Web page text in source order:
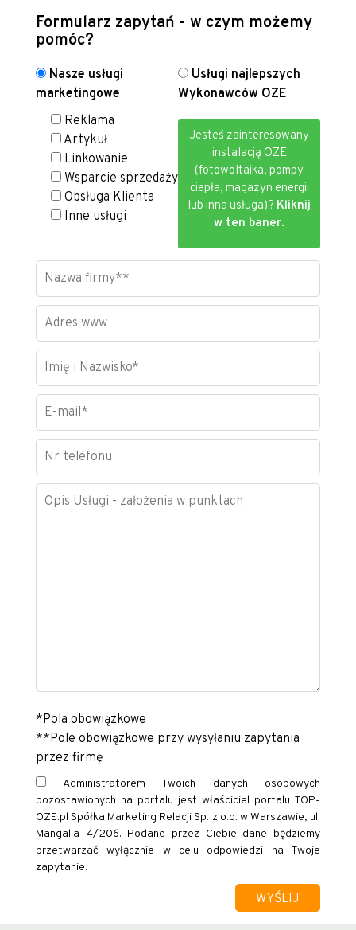
Formularz zapytań - w czym możemy
pomóc?
Nasze usługi
marketingowe
Usługi najlepszych
Wykonawców OZE
Reklama
Artykuł
Linkowanie
Wsparcie sprzedaży
Obsługa Klienta
Inne usługi
Jesteś zainteresowany
instalacją OZE
(fotowoltaika, pompy
ciepła, magazyn energii
lub inna usługa)? Kliknij
w ten baner.
*Pola obowiązkowe
**Pole obowiązkowe przy wysyłaniu zapytania
przez firmę
Administratorem Twoich danych osobowych
pozostawionych na portalu jest właściciel portalu TOP-
OZE.pl Spółka Marketing Relacji Sp. z o.o. w Warszawie, ul.
Mangalia 4/206. Podane przez Ciebie dane będziemy
przetwarzać wyłącznie w celu odpowiedzi na Twoje
zapytanie.